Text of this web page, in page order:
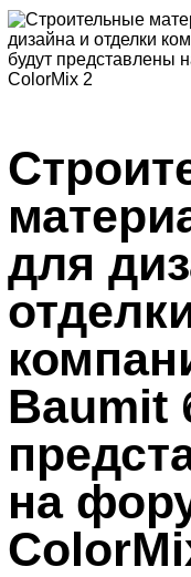
для
Baumit
на